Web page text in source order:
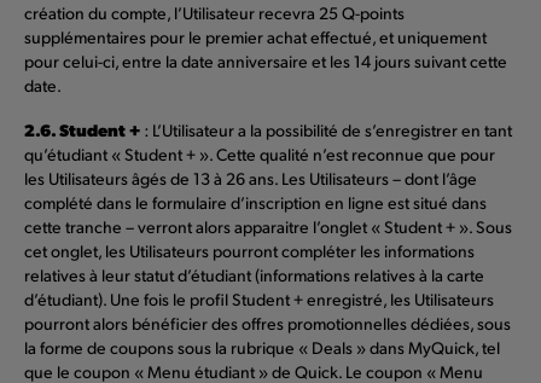
création du compte, l’Utilisateur recevra 25 Q-points
supplémentaires pour le premier achat effectué, et uniquement
pour celui-ci, entre la date anniversaire et les 14 jours suivant cette
date.
2.6. Student + : L’Utilisateur a la possibilité de s’enregistrer en tant
qu’étudiant « Student + ». Cette qualité n’est reconnue que pour
les Utilisateurs âgés de 13 à 26 ans. Les Utilisateurs – dont l’âge
complété dans le formulaire d’inscription en ligne est situé dans
cette tranche – verront alors apparaitre l’onglet « Student + ». Sous
cet onglet, les Utilisateurs pourront compléter les informations
relatives à leur statut d’étudiant (informations relatives à la carte
d’étudiant). Une fois le profil Student + enregistré, les Utilisateurs
pourront alors bénéficier des offres promotionnelles dédiées, sous
la forme de coupons sous la rubrique « Deals » dans MyQuick, tel
que le coupon « Menu étudiant » de Quick. Le coupon « Menu